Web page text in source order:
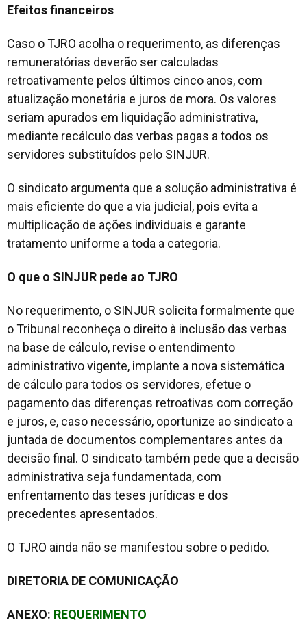
Efeitos financeiros
Caso o TJRO acolha o requerimento, as diferenças
remuneratórias deverão ser calculadas
retroativamente pelos últimos cinco anos, com
atualização monetária e juros de mora. Os valores
seriam apurados em liquidação administrativa,
mediante recálculo das verbas pagas a todos os
servidores substituídos pelo SINJUR.
O sindicato argumenta que a solução administrativa é
mais eficiente do que a via judicial, pois evita a
multiplicação de ações individuais e garante
tratamento uniforme a toda a categoria.
O que o SINJUR pede ao TJRO
No requerimento, o SINJUR solicita formalmente que
o Tribunal reconheça o direito à inclusão das verbas
na base de cálculo, revise o entendimento
administrativo vigente, implante a nova sistemática
de cálculo para todos os servidores, efetue o
pagamento das diferenças retroativas com correção
e juros, e, caso necessário, oportunize ao sindicato a
juntada de documentos complementares antes da
decisão final. O sindicato também pede que a decisão
administrativa seja fundamentada, com
enfrentamento das teses jurídicas e dos
precedentes apresentados.
O TJRO ainda não se manifestou sobre o pedido.
DIRETORIA DE COMUNICAÇÃO
ANEXO: REQUERIMENTO